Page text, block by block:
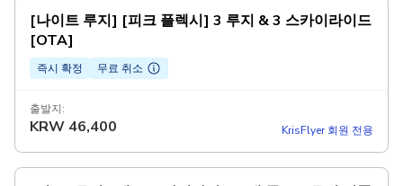
[나이트 루지] [피크 플렉시] 3 루지 & 3 스카이라이드
[OTA]
즉시 확정 무료 취소
출발지:
KRW 46,400 KrisFlyer 회원 전용